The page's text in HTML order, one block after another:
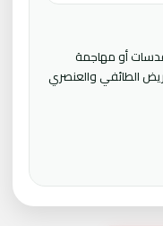
أو مهاجمة
الطائفي والعنصري